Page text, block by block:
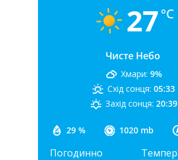
27 °C
Чисте Небо
29 % 1020 mb
Хмари: 9%
Схід сонця: 05:33
Захід сонця: 20:39
Погодинно